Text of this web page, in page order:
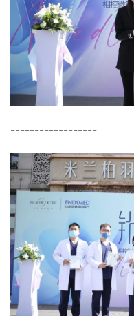
------------------